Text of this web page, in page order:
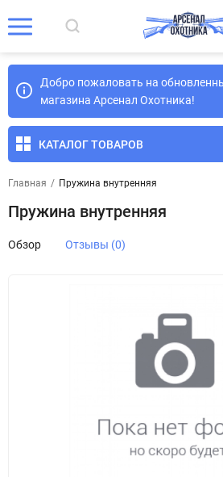
Добро пожаловать на
магазина Арсенал Охотника!
КАТАЛОГ ТОВАРОВ
Главная / Пружина внутренняя
Пружина внутренняя
Обзор Отзывы (0)